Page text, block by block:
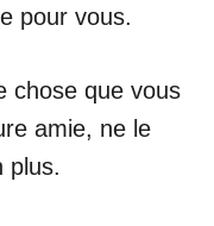
pour vous.
chose que vous
amie, ne le
plus.